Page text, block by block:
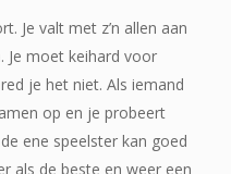
Je valt met z’n allen aan
Je moet keihard voor
je het niet. Als iemand
op en je probeert
ene speelster kan goed
als de beste en weer een